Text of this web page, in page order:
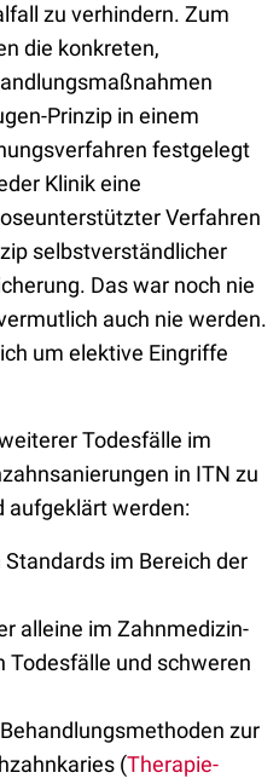
zu verhindern. Zum
die konkreten,
Prinzip in einem
festgelegt
Klinik eine
Verfahren
selbstverständlicher
Das war noch nie
auch nie werden.
um elektive Eingriffe
Todesfälle im
in ITN zu
aufgeklärt werden:
im Bereich der
alleine im Zahnmedizin-
Todesfälle und schweren
zur
(Therapie-